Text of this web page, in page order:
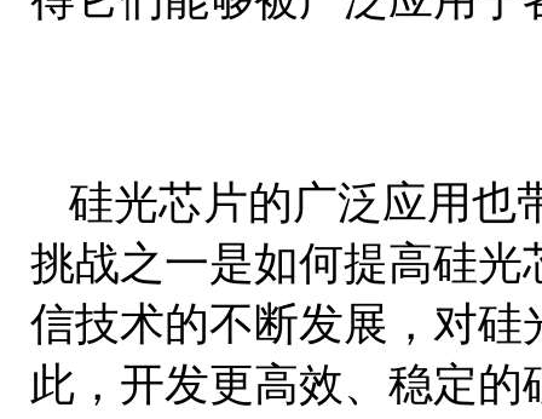
硅光芯片的广泛应用也
挑战之一是如何提高硅
信技术的不断发展，对
此，开发更高效、稳定